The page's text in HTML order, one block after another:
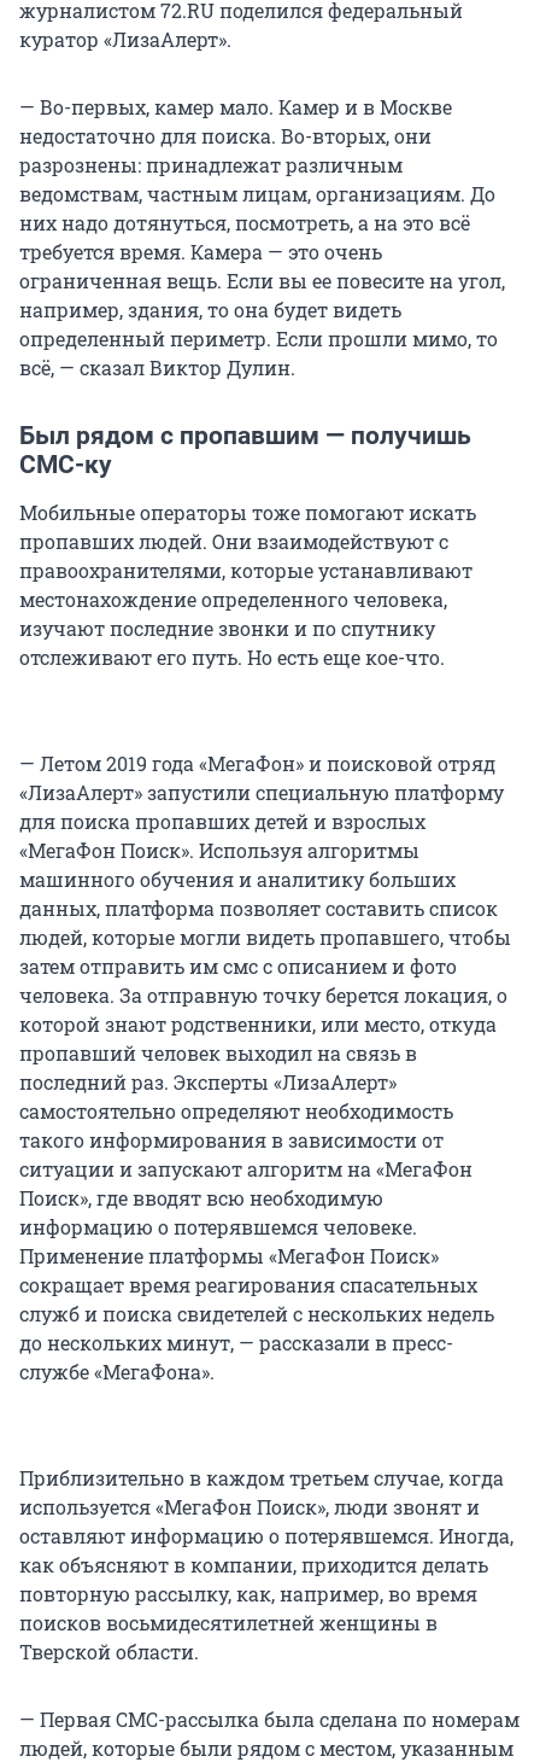
журналистом 72.RU поделился федеральный
куратор «ЛизаАлерт».
— Во-первых, камер мало. Камер и в Москве
недостаточно для поиска. Во-вторых, они
разрознены: принадлежат различным
ведомствам, частным лицам, организациям. До
них надо дотянуться, посмотреть, а на это всё
требуется время. Камера — это очень
ограниченная вещь. Если вы ее повесите на угол,
например, здания, то она будет видеть
определенный периметр. Если прошли мимо, то
всё, — сказал Виктор Дулин.
Был рядом с пропавшим — получишь
СМС-ку
Мобильные операторы тоже помогают искать
пропавших людей. Они взаимодействуют с
правоохранителями, которые устанавливают
местонахождение определенного человека,
изучают последние звонки и по спутнику
отслеживают его путь. Но есть еще кое-что.
— Летом 2019 года «МегаФон» и поисковой отряд
«ЛизаАлерт» запустили специальную платформу
для поиска пропавших детей и взрослых
«МегаФон Поиск». Используя алгоритмы
машинного обучения и аналитику больших
данных, платформа позволяет составить список
людей, которые могли видеть пропавшего, чтобы
затем отправить им смс с описанием и фото
человека. За отправную точку берется локация, о
которой знают родственники, или место, откуда
пропавший человек выходил на связь в
последний раз. Эксперты «ЛизаАлерт»
самостоятельно определяют необходимость
такого информирования в зависимости от
ситуации и запускают алгоритм на «МегаФон
Поиск», где вводят всю необходимую
информацию о потерявшемся человеке.
Применение платформы «МегаФон Поиск»
сокращает время реагирования спасательных
служб и поиска свидетелей с нескольких недель
до нескольких минут, — рассказали в пресс-
службе «МегаФона».
Приблизительно в каждом третьем случае, когда
используется «МегаФон Поиск», люди звонят и
оставляют информацию о потерявшемся. Иногда,
как объясняют в компании, приходится делать
повторную рассылку, как, например, во время
поисков восьмидесятилетней женщины в
Тверской области.
— Первая СМС-рассылка была сделана по номерам
людей, которые были рядом с местом, указанным